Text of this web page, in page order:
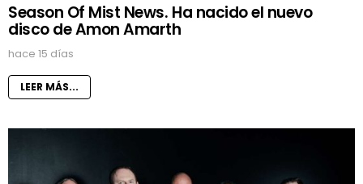
Season Of Mist News. Ha nacido el nuevo
disco de Amon Amarth
hace 15 días
LEER MÁS...